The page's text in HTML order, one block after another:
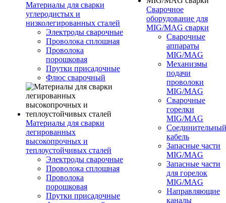
Материалы для сварки
углеродистых и
низколегированных сталей
Электроды сварочные
Проволока сплошная
Проволока
порошковая
Прутки присадочные
Флюс сварочный
Материалы для сварки
легированных
высокопрочных и
теплоустойчивых сталей
Электроды сварочные
Проволока сплошная
Проволока
порошковая
Прутки присадочные
Сварочное
оборудование для
MIG/MAG сварки
Сварочные
аппараты
MIG/MAG
Механизмы
подачи
проволоки
MIG/MAG
Сварочные
горелки
MIG/MAG
Соединительный
кабель
Запасные части
MIG/MAG
Запасные части
для горелок
MIG/MAG
Направляющие
каналы